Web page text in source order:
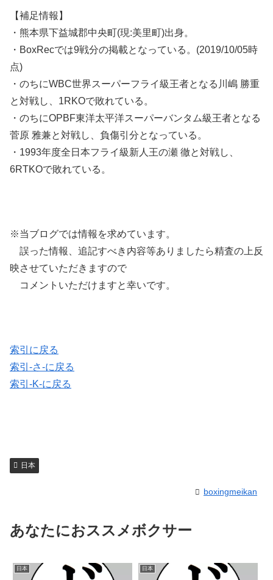
【補足情報】
・熊本県下益城郡中央町(現:美里町)出身。
・BoxRecでは9戦分の掲載となっている。(2019/10/05時
点)
・のちにWBC世界スーパーフライ級王者となる川嶋 勝重
と対戦し、1RKOで敗れている。
・のちにOPBF東洋太平洋スーパーバンタム級王者となる
菅原 雅兼と対戦し、負傷引分となっている。
・1993年度全日本フライ級新人王の瀬 徹と対戦し、
6RTKOで敗れている。
※当ブログでは情報を求めています。
誤った情報、追記すべき内容等ありましたら精査の上反
映させていただきますので
コメントいただけますと幸いです。
索引に戻る
索引-さ-に戻る
索引-K-に戻る
日本
boxingmeikan
あなたにおススメボクサー
日本 日本